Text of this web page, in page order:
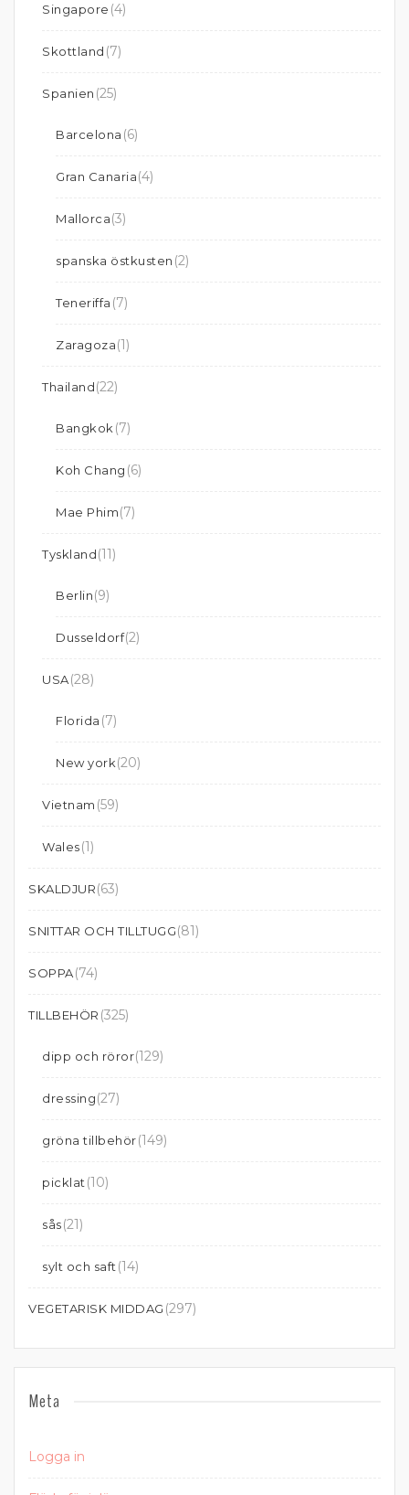
Singapore (4)
Skottland (7)
Spanien (25)
Barcelona (6)
Gran Canaria(4)
Mallorca(3)
spanska östkusten (2)
Teneriffa (7)
Zaragoza(1)
Thailand(22)
Bangkok (7)
Koh Chang (6)
Mae Phim(7)
Tyskland(11)
Berlin(9)
Dusseldorf(2)
USA(28)
Florida (7)
New york(20)
Vietnam (59)
Wales(1)
SKALDJUR(63)
SNITTAR OCH TILLTUGG(81)
SOPPA(74)
TILLBEHÖR (325)
dipp och röror(129)
dressing(27)
gröna tillbehör(149)
picklat (10)
sås(21)
sylt och saft (14)
VEGETARISK MIDDAG (297)
Meta
Logga in